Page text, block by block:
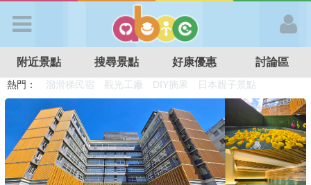
APP登入
首 頁
搜尋景點
附近景點 搜尋景點 好康優惠 討論區
熱門： 溜滑梯民宿 觀光工廠 DIY摘果
日本親子景點
特色遊戲場
親子住房優惠 台北親子餐廳 溫泉泡湯SPA